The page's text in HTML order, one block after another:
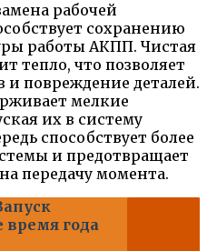
рабочей
сохранению
работы АКПП. Чистая
тепло, что позволяет
и повреждение деталей.
мелкие
их в систему
способствует более
и предотвращает
передачу момента.
время года